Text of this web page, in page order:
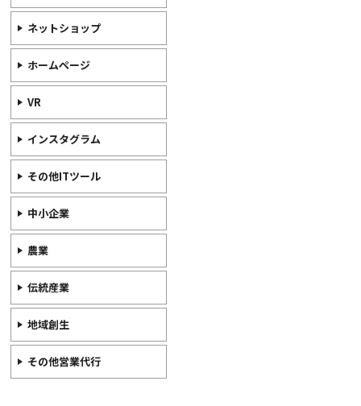
ネットショップ
ホームページ
VR
インスタグラム
その他ITツール
中小企業
農業
伝統産業
地域創生
その他営業代行